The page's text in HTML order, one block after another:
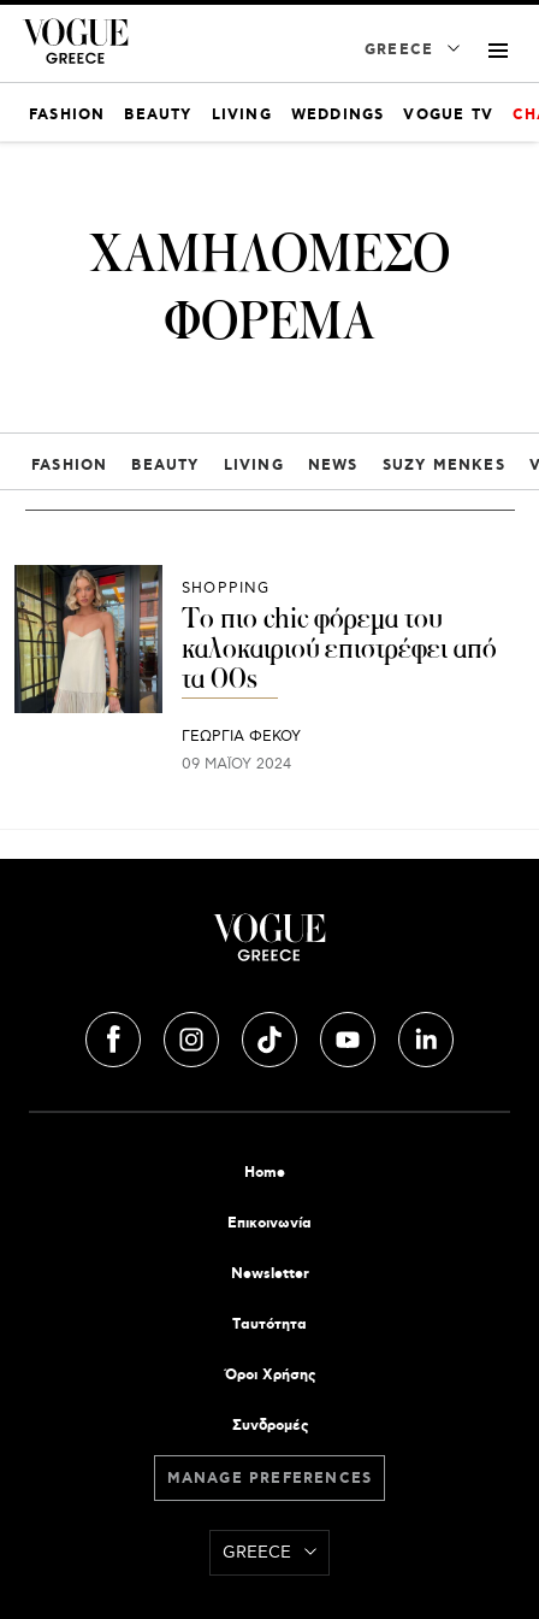
GREECE
FASHION BEAUTY LIVING WEDDINGS VOGUE TV
ΧΑΜΗΛΟΜΕΣΟ
ΦΟΡΕΜΑ
FASHION BEAUTY LIVING NEWS SUZY MENKES
SHOPPING
Το πιο chic φόρεμα του
καλοκαιριού επιστρέφει από
τα 00s
ΓΕΩΡΓΙΑ ΦΕΚΟΥ
09 ΜΑΪ́ΟΥ 2024
Home
Επικοινωνία
Newsletter
Tαυτότητα
Όροι Χρήσης
Συνδρομές
MANAGE PREFERENCES
GREECE